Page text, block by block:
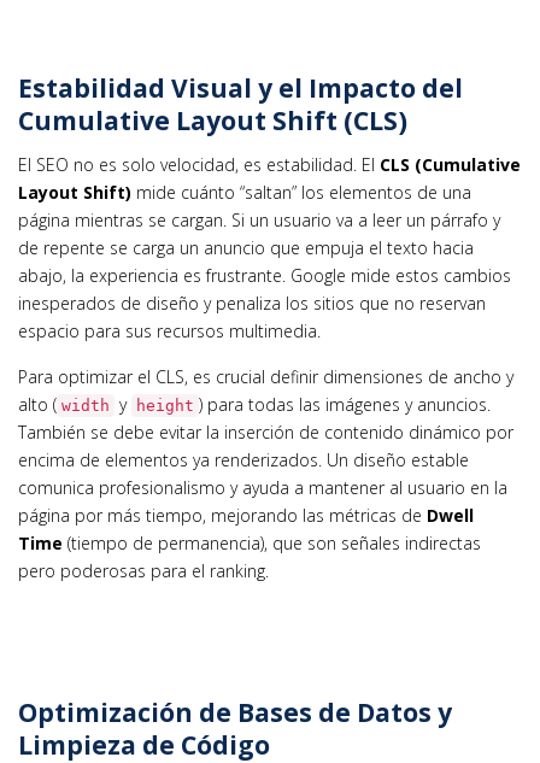
Estabilidad Visual y el Impacto del
Cumulative Layout Shift (CLS)
El SEO no es solo velocidad, es estabilidad. El CLS (Cumulative
Layout Shift) mide cuánto “saltan” los elementos de una
página mientras se cargan. Si un usuario va a leer un párrafo y
de repente se carga un anuncio que empuja el texto hacia
abajo, la experiencia es frustrante. Google mide estos cambios
inesperados de diseño y penaliza los sitios que no reservan
espacio para sus recursos multimedia.
Para optimizar el CLS, es crucial definir dimensiones de ancho y
alto ( width y height ) para todas las imágenes y anuncios.
También se debe evitar la inserción de contenido dinámico por
encima de elementos ya renderizados. Un diseño estable
comunica profesionalismo y ayuda a mantener al usuario en la
página por más tiempo, mejorando las métricas de Dwell
Time (tiempo de permanencia), que son señales indirectas
pero poderosas para el ranking.
Optimización de Bases de Datos y
Limpieza de Código